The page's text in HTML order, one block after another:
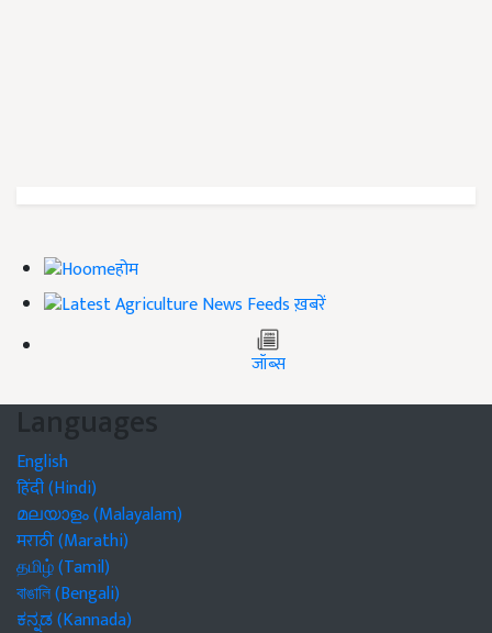
होम
ख़बरें
जॉब्स
Languages
English
हिंदी (Hindi)
മലയാളം (Malayalam)
मराठी (Marathi)
தமிழ் (Tamil)
বাঙালি (Bengali)
ಕನ್ನಡ (Kannada)